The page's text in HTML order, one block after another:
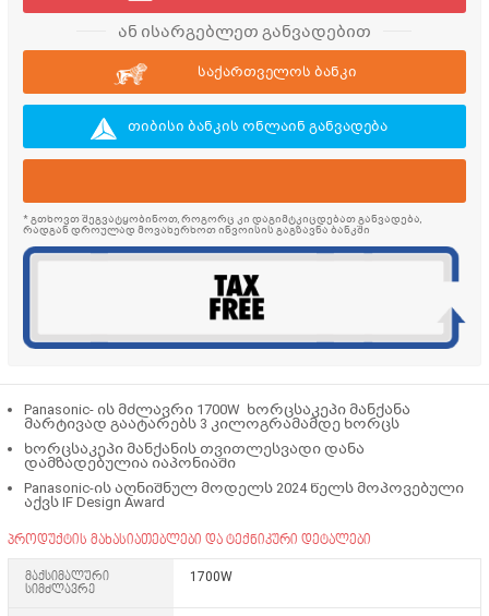
ან ისარგებლეთ განვადებით
საქართველოს ბანკი
თიბისი ბანკის ონლაინ განვადება
* გთხოვთ შეგვატყობინოთ, როგორც კი დაგიმტკიცდებათ განვადება,
რადგან დროულად მოვახერხოთ ინვოისის გაგზავნა ბანკში
Panasonic- ის მძლავრი 1700W ხორცსაკეპი მანქანა
მარტივად გაატარებს 3 კილოგრამამდე ხორცს
ხორცსაკეპი მანქანის თვითლესვადი დანა
დამზადებულია იაპონიაში
Panasonic-ის აღნიშნულ მოდელს 2024 წელს მოპოვებული
აქვს IF Design Award
პროდუქტის მახასიათებლები და ტექნიკური დეტალები
მაქსიმალური
სიმძლავრე
1700W